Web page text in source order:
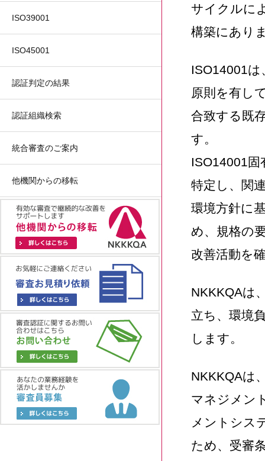
ISO39001
ISO45001
認証判定の結果
認証組織検索
統合審査のご案内
他機関からの移転
サイクルに
構築にあり
ISO14001
原則を有し
合致する既
す。
ISO14001
特定し、関
環境方針に
め、規格の
改善活動を
NKKKQAは
立ち、環境
します。
NKKKQAは
マネジメン
メントシス
ため、受審